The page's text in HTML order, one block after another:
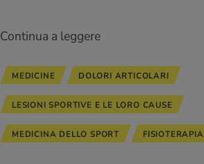
Continua a leggere
MEDICINE DOLORI ARTICOLARI
LESIONI SPORTIVE E LE LORO CAUSE
MEDICINA DELLO SPORT FISIOTERAPIA